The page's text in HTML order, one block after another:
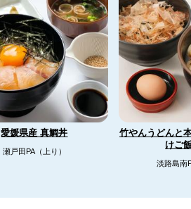
愛媛県産 真鯛丼
瀬戸田PA（上り）
竹やんうどんと
けご
淡路島南